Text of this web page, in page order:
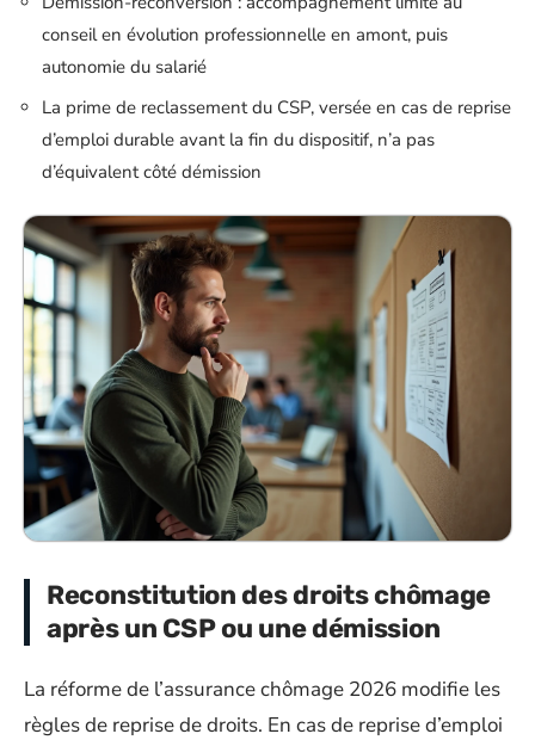
conseil en évolution professionnelle en amont, puis
autonomie du salarié
La prime de reclassement du CSP, versée en cas de reprise
d’emploi durable avant la fin du dispositif, n’a pas
d’équivalent côté démission
Reconstitution des droits chômage
après un CSP ou une démission
La réforme de l’assurance chômage 2026 modifie les
règles de reprise de droits. En cas de reprise d’emploi